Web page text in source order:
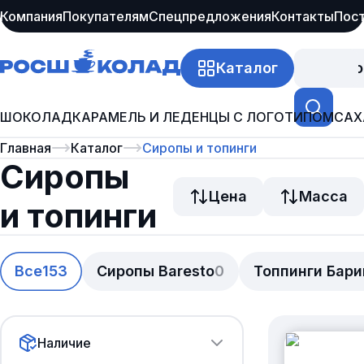
КомпанияПокупателямСпецпредложенияКонтакты
Каталог
ШОКОЛАДКАРАМЕЛЬ И ЛЕДЕНЦЫ С ЛОГОТИПОМ
Все153 Сиропы Baresto0 Топпинги
Главная Каталог Сиропы и топинги
Сиропы
и топинги
Цена Масса
Наличие